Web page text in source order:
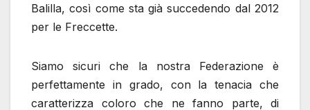
Balilla, così come sta già succedendo dal 2012
per le Freccette.
Siamo sicuri che la nostra Federazione è
perfettamente in grado, con la tenacia che
caratterizza coloro che ne fanno parte, di